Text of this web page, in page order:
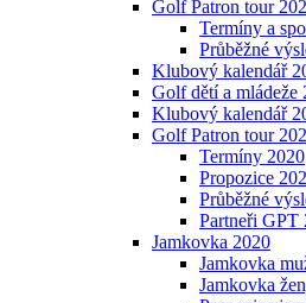
Golf Patron tour
Termíny a
Průběžné
Klubový kalendář
Golf dětí a
Klubový kalendář
Golf Patron tour
Termíny 2020
Propozice
Průběžné
Partneři GPT
Jamkovka 2020
Jamkovka
Jamkovka